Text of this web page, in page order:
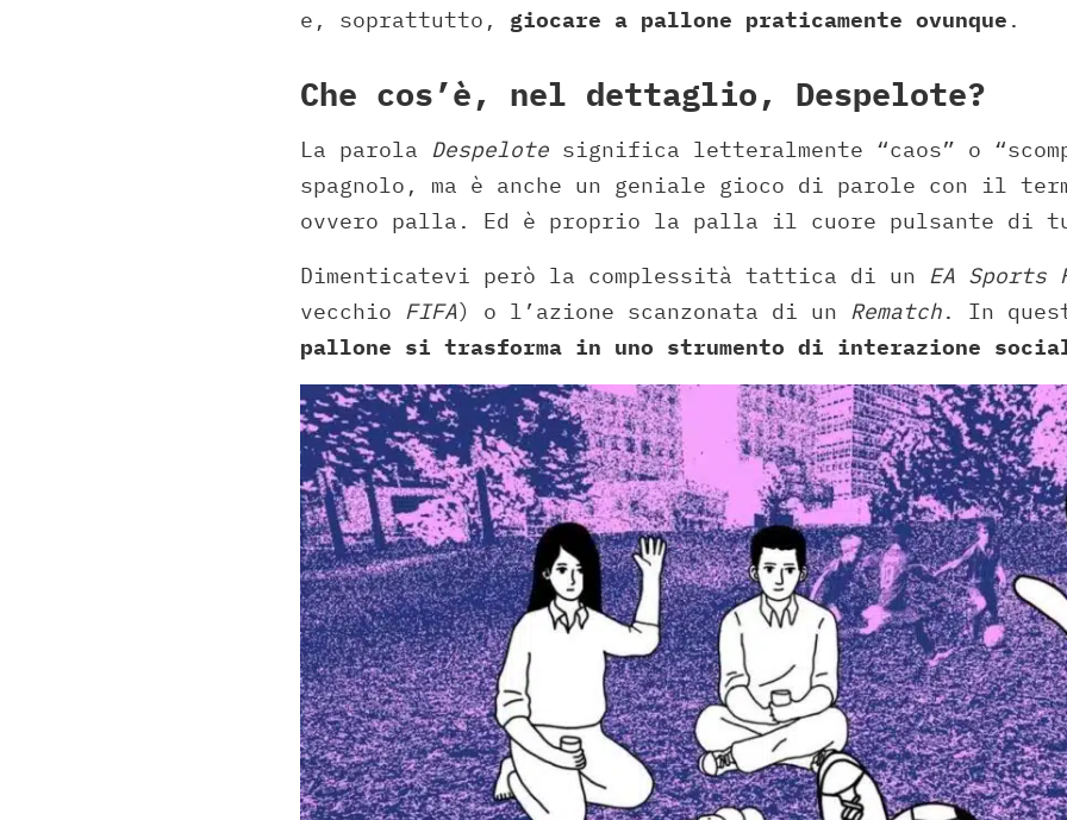
e, soprattutto, giocare a pallone praticamente ovunque .
Che cos’è, nel dettaglio, Despelote?
La parola Despelote significa letteralmente “caos” o
spagnolo, ma è anche un geniale gioco di parole con il
ovvero palla. Ed è proprio la palla il cuore pulsante di
Dimenticatevi però la complessità tattica di un EA Sports
vecchio FIFA) o l’azione scanzonata di un Rematch. In
pallone si trasforma in uno strumento di interazione